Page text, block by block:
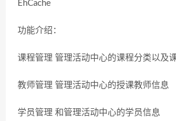
EhCache
功能介绍：
课程管理 管理活动中心的课程分类以及
教师管理 管理活动中心的授课教师信息
学员管理 和管理活动中心的学员信息